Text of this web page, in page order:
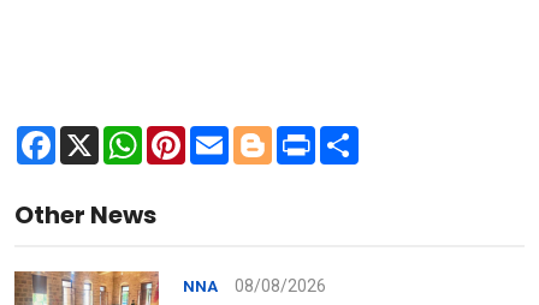
Facebook
X WhatsApp
Pinterest
Email Blogger
Print
Other News
NNA 08/08/2026